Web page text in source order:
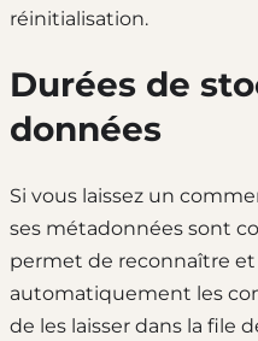
réinitialisation.
Durées de
données
Si vous laissez un
ses métadonnées sont
permet de reconnaître
automatiquement les
de les laisser dans la file